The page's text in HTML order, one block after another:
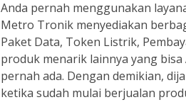
Anda pernah menggunakan
Metro Tronik menyediakan
Paket Data, Token Listrik,
produk menarik lainnya yang
pernah ada. Dengan demikian,
ketika sudah mulai berjualan